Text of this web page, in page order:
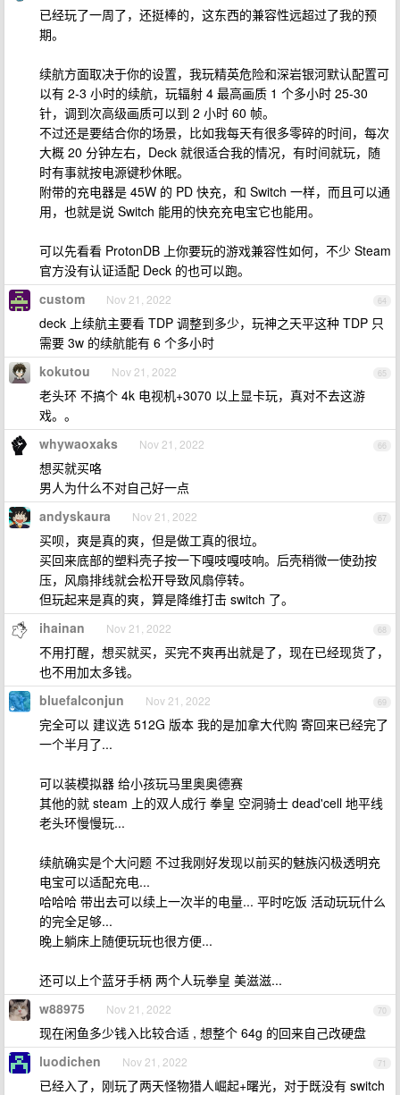
已经玩了一周了，还挺棒的，这东西的兼容性远超过了我的预
期。
续航方面取决于你的设置，我玩精英危险和深岩银河默认配置可
以有 2-3 小时的续航，玩辐射 4 最高画质 1 个多小时 25-30
针，调到次高级画质可以到 2 小时 60 帧。
不过还是要结合你的场景，比如我每天有很多零碎的时间，每次
大概 20 分钟左右，Deck 就很适合我的情况，有时间就玩，随
时有事就按电源键秒休眠。
附带的充电器是 45W 的 PD 快充，和 Switch 一样，而且可以通
用，也就是说 Switch 能用的快充充电宝它也能用。
可以先看看 ProtonDB 上你要玩的游戏兼容性如何，不少 Steam
官方没有认证适配 Deck 的也可以跑。
64
custom Nov 21, 2022
deck 上续航主要看 TDP 调整到多少，玩神之天平这种 TDP 只
需要 3w 的续航能有 6 个多小时
65
kokutou Nov 21, 2022
老头环 不搞个 4k 电视机+3070 以上显卡玩，真对不去这游
戏。。
66
whywaoxaks Nov 21, 2022
想买就买咯
男人为什么不对自己好一点
67
andyskaura Nov 21, 2022
买呗，爽是真的爽，但是做工真的很垃。
买回来底部的塑料壳子按一下嘎吱嘎吱响。后壳稍微一使劲按
压，风扇排线就会松开导致风扇停转。
但玩起来是真的爽，算是降维打击 switch 了。
68
ihainan Nov 21, 2022
不用打醒，想买就买，买完不爽再出就是了，现在已经现货了，
也不用加太多钱。
69
bluefalconjun Nov 21, 2022
完全可以 建议选 512G 版本 我的是加拿大代购 寄回来已经完了
一个半月了...
可以装模拟器 给小孩玩马里奥奥德赛
其他的就 steam 上的双人成行 拳皇 空洞骑士 dead'cell 地平线
老头环慢慢玩...
续航确实是个大问题 不过我刚好发现以前买的魅族闪极透明充
电宝可以适配充电...
哈哈哈 带出去可以续上一次半的电量... 平时吃饭 活动玩玩什么
的完全足够...
晚上躺床上随便玩玩也很方便...
还可以上个蓝牙手柄 两个人玩拳皇 美滋滋...
70
w88975 Nov 21, 2022
现在闲鱼多少钱入比较合适 , 想整个 64g 的回来自己改硬盘
71
luodichen Nov 21, 2022
已经入了，刚玩了两天怪物猎人崛起+曙光，对于既没有 switch